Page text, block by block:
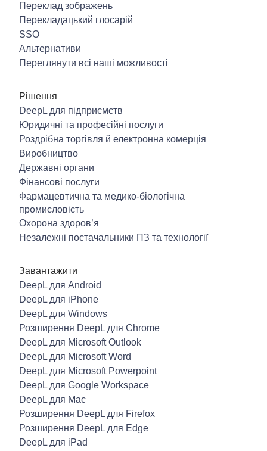
Переклад зображень
Перекладацький глосарій
SSO
Альтернативи
Переглянути всі наші можливості
Рішення
DeepL для підприємств
Юридичні та професійні послуги
Роздрібна торгівля й електронна комерція
Виробництво
Державні органи
Фінансові послуги
Фармацевтична та медико-біологічна
промисловість
Охорона здоров’я
Незалежні постачальники ПЗ та технології
Завантажити
DeepL для Android
DeepL для iPhone
DeepL для Windows
Розширення DeepL для Chrome
DeepL для Microsoft Outlook
DeepL для Microsoft Word
DeepL для Microsoft Powerpoint
DeepL для Google Workspace
DeepL для Mac
Розширення DeepL для Firefox
Розширення DeepL для Edge
DeepL для iPad